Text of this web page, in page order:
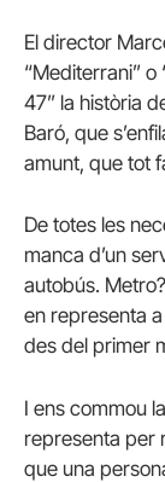
El director
“Mediterrani” o
47” la història
Baró, que
amunt, que tot
De totes les
manca d’un
autobús.
en representa
des del primer
I ens commou
representa per
que una